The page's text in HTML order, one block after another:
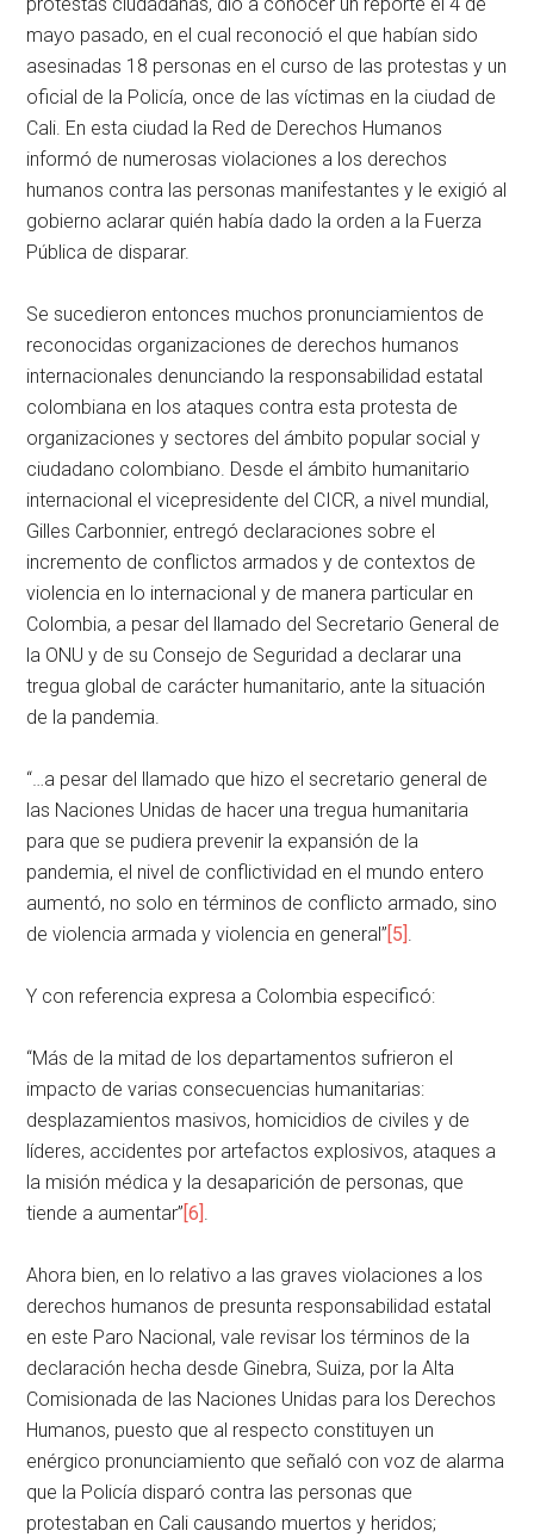
protestas ciudadanas, dio a conocer un reporte el 4 de
mayo pasado, en el cual reconoció el que habían sido
asesinadas 18 personas en el curso de las protestas y un
oficial de la Policía, once de las víctimas en la ciudad de
Cali. En esta ciudad la Red de Derechos Humanos
informó de numerosas violaciones a los derechos
humanos contra las personas manifestantes y le exigió al
gobierno aclarar quién había dado la orden a la Fuerza
Pública de disparar.
Se sucedieron entonces muchos pronunciamientos de
reconocidas organizaciones de derechos humanos
internacionales denunciando la responsabilidad estatal
colombiana en los ataques contra esta protesta de
organizaciones y sectores del ámbito popular social y
ciudadano colombiano. Desde el ámbito humanitario
internacional el vicepresidente del CICR, a nivel mundial,
Gilles Carbonnier, entregó declaraciones sobre el
incremento de conflictos armados y de contextos de
violencia en lo internacional y de manera particular en
Colombia, a pesar del llamado del Secretario General de
la ONU y de su Consejo de Seguridad a declarar una
tregua global de carácter humanitario, ante la situación
de la pandemia.
“…a pesar del llamado que hizo el secretario general de
las Naciones Unidas de hacer una tregua humanitaria
para que se pudiera prevenir la expansión de la
pandemia, el nivel de conflictividad en el mundo entero
aumentó, no solo en términos de conflicto armado, sino
de violencia armada y violencia en general” [5] .
Y con referencia expresa a Colombia especificó:
“Más de la mitad de los departamentos sufrieron el
impacto de varias consecuencias humanitarias:
desplazamientos masivos, homicidios de civiles y de
líderes, accidentes por artefactos explosivos, ataques a
la misión médica y la desaparición de personas, que
tiende a aumentar” [6] .
Ahora bien, en lo relativo a las graves violaciones a los
derechos humanos de presunta responsabilidad estatal
en este Paro Nacional, vale revisar los términos de la
declaración hecha desde Ginebra, Suiza, por la Alta
Comisionada de las Naciones Unidas para los Derechos
Humanos, puesto que al respecto constituyen un
enérgico pronunciamiento que señaló con voz de alarma
que la Policía disparó contra las personas que
protestaban en Cali causando muertos y heridos;